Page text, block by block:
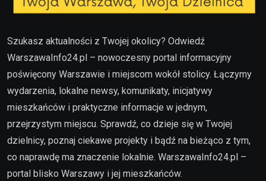
Szukasz aktualności z Twojej okolicy? Odwiedź
WarszawaInfo24.pl – nowoczesny portal informacyjny
poświęcony Warszawie i miejscom wokół stolicy. Łączymy
wydarzenia, lokalne newsy, komunikaty, inicjatywy
mieszkańców i praktyczne informacje w jednym,
przejrzystym miejscu. Sprawdź, co dzieje się w Twojej
dzielnicy, poznaj ciekawe projekty i bądź na bieżąco z tym,
co naprawdę ma znaczenie lokalnie. WarszawaInfo24.pl –
portal blisko Warszawy i jej mieszkańców.